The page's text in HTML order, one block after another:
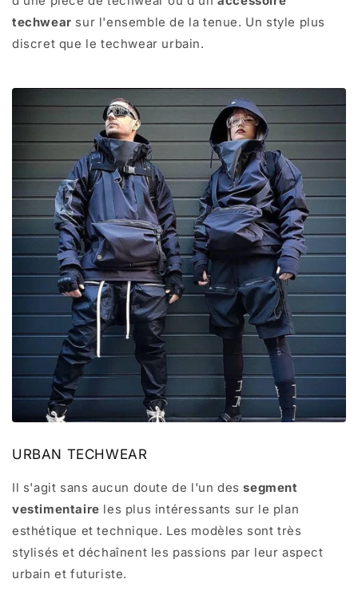
techwear sur l'ensemble de la tenue. Un style plus
discret que le techwear urbain.
URBAN TECHWEAR
Il s'agit sans aucun doute de l'un dessegment
vestimentaire les plus intéressants sur le plan
esthétique et technique. Les modèles sont très
stylisés et déchaînent les passions par leur aspect
urbain et futuriste.